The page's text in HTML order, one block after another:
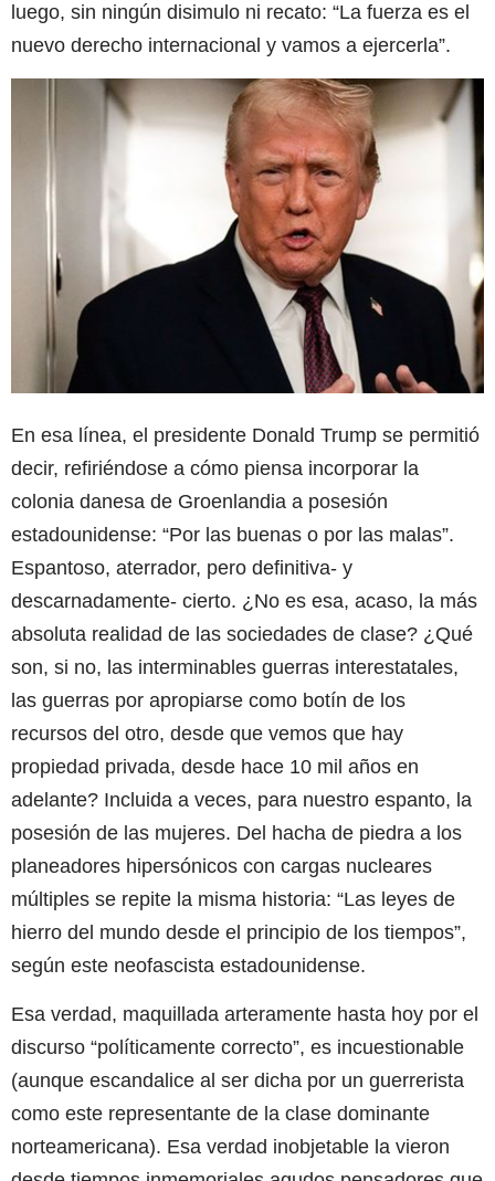
luego, sin ningún disimulo ni recato: “La fuerza es el
nuevo derecho internacional y vamos a ejercerla”.
En esa línea, el presidente Donald Trump se permitió
decir, refiriéndose a cómo piensa incorporar la
colonia danesa de Groenlandia a posesión
estadounidense: “Por las buenas o por las malas”.
Espantoso, aterrador, pero definitiva- y
descarnadamente- cierto. ¿No es esa, acaso, la más
absoluta realidad de las sociedades de clase? ¿Qué
son, si no, las interminables guerras interestatales,
las guerras por apropiarse como botín de los
recursos del otro, desde que vemos que hay
propiedad privada, desde hace 10 mil años en
adelante? Incluida a veces, para nuestro espanto, la
posesión de las mujeres. Del hacha de piedra a los
planeadores hipersónicos con cargas nucleares
múltiples se repite la misma historia: “Las leyes de
hierro del mundo desde el principio de los tiempos”,
según este neofascista estadounidense.
Esa verdad, maquillada arteramente hasta hoy por el
discurso “políticamente correcto”, es incuestionable
(aunque escandalice al ser dicha por un guerrerista
como este representante de la clase dominante
norteamericana). Esa verdad inobjetable la vieron